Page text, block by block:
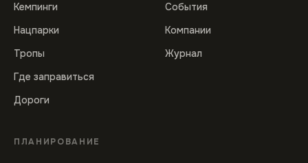
Кемпинги
Нацпарки
Тропы
Где заправиться
Дороги
События
Компании
Журнал
ПЛАНИРОВАНИЕ